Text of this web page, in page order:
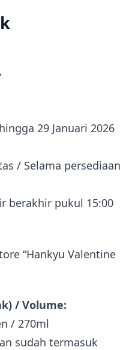
29 Januari 2026
/ Selama persediaan
berakhir pukul 15:00
“Hankyu Valentine
/ Volume:
/ 270ml
sudah termasuk